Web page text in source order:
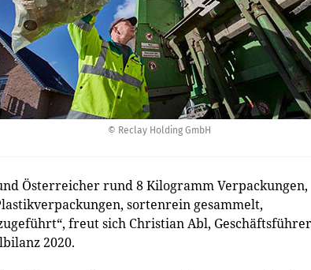
© Reclay Holding GmbH
Österreicher rund 8 Kilogramm Verpackungen,
sortenrein gesammelt,
freut sich Christian Abl, Geschäftsführer
2020.